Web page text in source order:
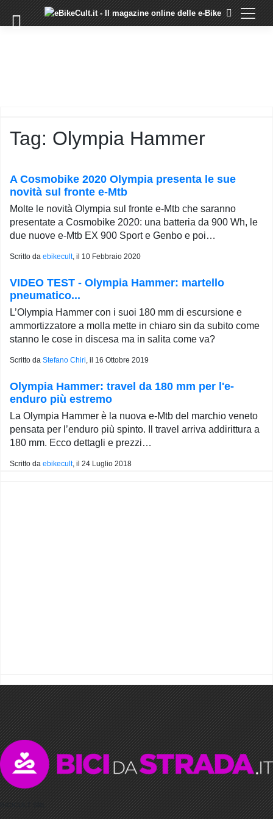
×
TUTORIAL
DI
EBIKECULT
CONTATTI
PRIVACY
POLICY
Tag: Olympia Hammer
A Cosmobike 2020 Olympia presenta le sue
novità sul fronte e-Mtb
Molte le novità Olympia sul fronte e-Mtb che saranno
presentate a Cosmobike 2020: una batteria da 900 Wh, le
due nuove e-Mtb EX 900 Sport e Genbo e poi…
Scritto da ebikecult, il 10 Febbraio 2020
VIDEO TEST - Olympia Hammer: martello
pneumatico...
L’Olympia Hammer con i suoi 180 mm di escursione e
ammortizzatore a molla mette in chiaro sin da subito come
stanno le cose in discesa ma in salita come va?
Scritto da Stefano Chiri, il 16 Ottobre 2019
Olympia Hammer: travel da 180 mm per l'e-
enduro più estremo
La Olympia Hammer è la nuova e-Mtb del marchio veneto
pensata per l’enduro più spinto. Il travel arriva addirittura a
180 mm. Ecco dettagli e prezzi…
Scritto da ebikecult, il 24 Luglio 2018
BICICULT SRL